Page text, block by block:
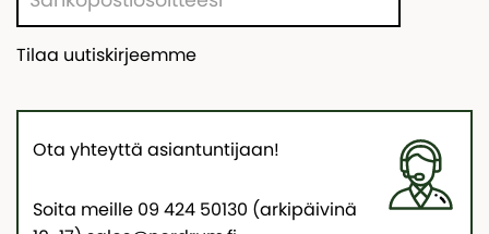
Tilaa uutiskirjeemme
Ota yhteyttä asiantuntijaan!
Soita meille 09 424 50130 (arkipäivinä